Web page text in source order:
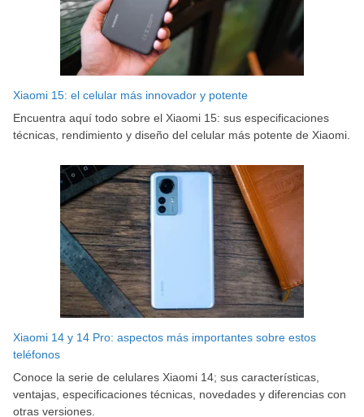
Xiaomi 15: el celular más innovador y potente
Encuentra aquí todo sobre el Xiaomi 15: sus especificaciones
técnicas, rendimiento y diseño del celular más potente de Xiaomi.
Xiaomi 14 y 14 Pro: aspectos más importantes sobre estos
teléfonos
Conoce la serie de celulares Xiaomi 14; sus características,
ventajas, especificaciones técnicas, novedades y diferencias con
otras versiones.